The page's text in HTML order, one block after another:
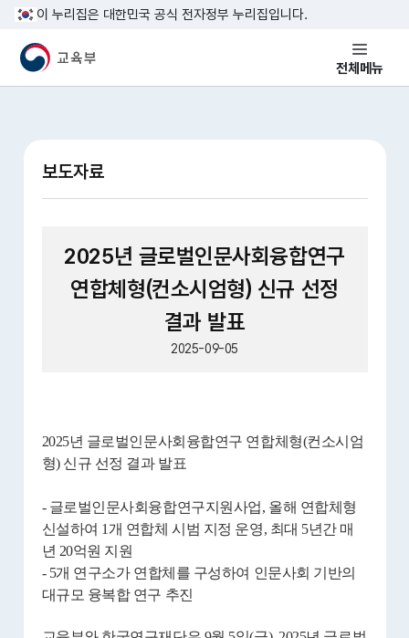
본문 바로가기
이 누리집은 대한민국 공식 전자정부 누리집입니다.
교육부 국민 메인홈페이지 전체메뉴
보도자료
2025년 글로벌인문사회융합연구
연합체형(컨소시엄형) 신규 선정
결과 발표
2025-09-05
2025년 글로벌인문사회융합연구 연합체형(컨소시엄
형) 신규 선정 결과 발표
- 글로벌인문사회융합연구지원사업, 올해 연합체형
신설하여 1개 연합체 시범 지정 운영, 최대 5년간 매
년 20억원 지원
- 5개 연구소가 연합체를 구성하여 인문사회 기반의
대규모 융복합 연구 추진